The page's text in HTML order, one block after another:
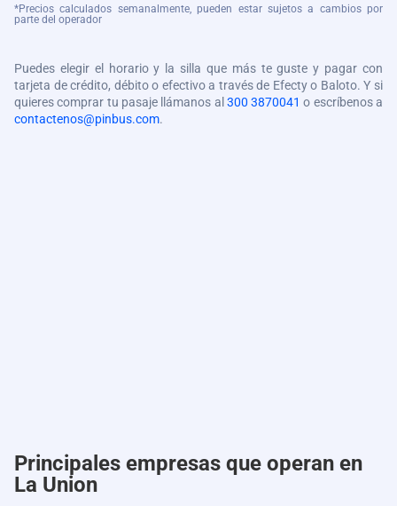
*Precios calculados semanalmente, pueden estar sujetos a cambios por
parte del operador
Puedes elegir el horario y la silla que más te guste y pagar con
tarjeta de crédito, débito o efectivo a través de Efecty o Baloto. Y si
quieres comprar tu pasaje llámanos al 300 3870041 o escríbenos a
contactenos@pinbus.com.
Principales empresas que operan en
La Union